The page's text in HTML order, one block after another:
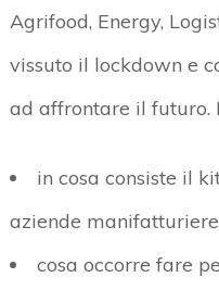
Agrifood, Energy,
vissuto il lockdown e
ad affrontare il futuro.
in cosa consiste il
aziende manifatturiere
cosa occorre fare